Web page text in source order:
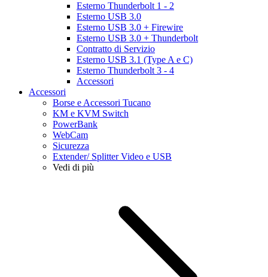
Esterno Thunderbolt 1 - 2
Esterno USB 3.0
Esterno USB 3.0 + Firewire
Esterno USB 3.0 + Thunderbolt
Contratto di Servizio
Esterno USB 3.1 (Type A e C)
Esterno Thunderbolt 3 - 4
Accessori
Accessori
Borse e Accessori Tucano
KM e KVM Switch
PowerBank
WebCam
Sicurezza
Extender/ Splitter Video e USB
Vedi di più